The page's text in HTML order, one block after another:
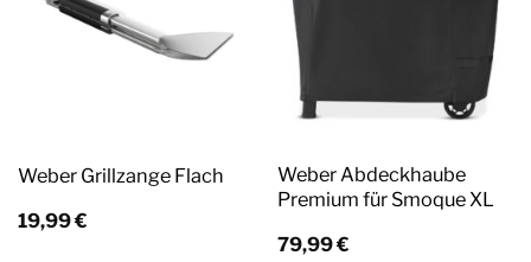
Weber Grillzange Flach
19,99€
Weber Abdeckhaube
Premium für Smoque XL
79,99€